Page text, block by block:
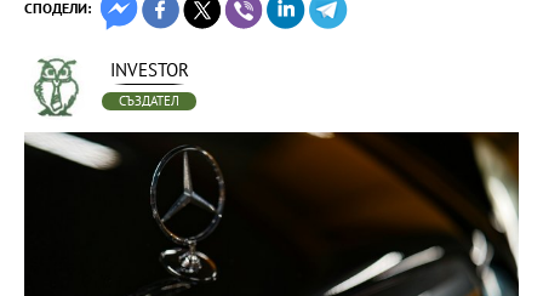
СПОДЕЛИ:
INVESTOR
СЪЗДАТЕЛ